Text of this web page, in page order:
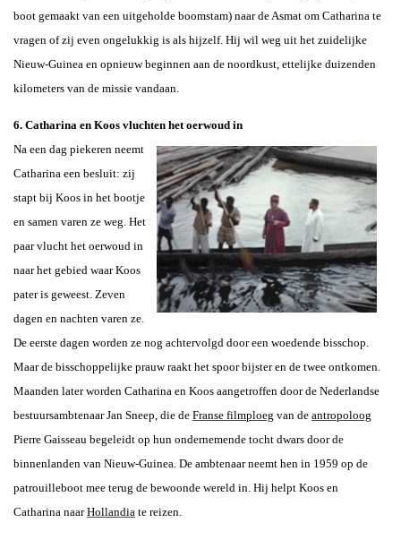
boot gemaakt van een uitgeholde boomstam) naar de Asmat om Catharina te
vragen of zij even ongelukkig is als hijzelf. Hij wil weg uit het zuidelijke
Nieuw-Guinea en opnieuw beginnen aan de noordkust, ettelijke duizenden
kilometers van de missie vandaan.
6. Catharina en Koos vluchten het oerwoud in
Na een dag piekeren neemt
Catharina een besluit: zij
stapt bij Koos in het bootje
en samen varen ze weg. Het
paar vlucht het oerwoud in
naar het gebied waar Koos
pater is geweest. Zeven
dagen en nachten varen ze.
De eerste dagen worden ze nog achtervolgd door een woedende bisschop.
Maar de bisschoppelijke prauw raakt het spoor bijster en de twee ontkomen.
Maanden later worden Catharina en Koos aangetroffen door de Nederlandse
bestuursambtenaar Jan Sneep, die de Franse filmploeg van de antropoloog
Pierre Gaisseau begeleidt op hun ondernemende tocht dwars door de
binnenlanden van Nieuw-Guinea. De ambtenaar neemt hen in 1959 op de
patrouilleboot mee terug de bewoonde wereld in. Hij helpt Koos en
Catharina naarHollandia te reizen.